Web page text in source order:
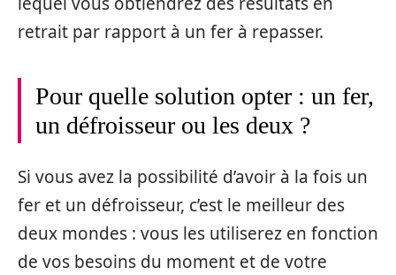
retrait par rapport à un fer à repasser.
Pour quelle solution opter : un fer,
un défroisseur ou les deux ?
Si vous avez la possibilité d’avoir à la fois un
fer et un défroisseur, c’est le meilleur des
deux mondes : vous les utiliserez en fonction
de vos besoins du moment et de votre